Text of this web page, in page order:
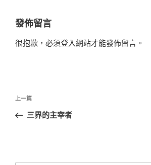
發佈留言
很抱歉，必須登入網站才能發佈留言。
文
導
上
一
上一篇
三界的主宰者